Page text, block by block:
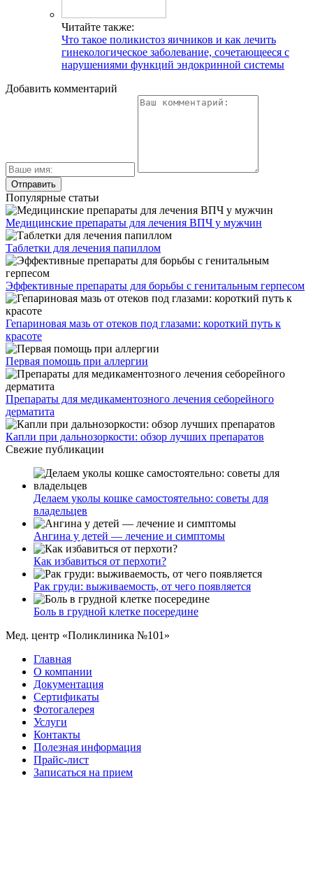
Читайте также:
Что такое поликистоз яичников и как лечить
гинекологическое заболевание, сочетающееся с
нарушениями функций эндокринной системы
Добавить комментарий
Популярные статьи
Медицинские препараты для лечения ВПЧ у мужчин
Таблетки для лечения папиллом
Эффективные препараты для борьбы с генитальным герпесом
Гепариновая мазь от отеков под глазами: короткий путь к
красоте
Первая помощь при аллергии
Препараты для медикаментозного лечения себорейного
дерматита
Капли при дальнозоркости: обзор лучших препаратов
Свежие публикации
Делаем уколы кошке самостоятельно: советы для
владельцев
Ангина у детей — лечение и симптомы
Как избавиться от перхоти?
Рак груди: выживаемость, от чего появляется
Боль в грудной клетке посередине
Мед. центр «Поликлиника №101»
Главная
О компании
Документация
Сертификаты
Фотогалерея
Услуги
Контакты
Полезная информация
Прайс-лист
Записаться на прием